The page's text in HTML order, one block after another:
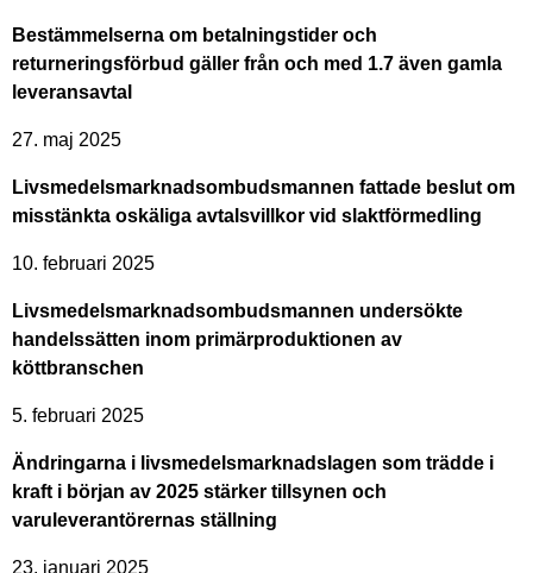
Bestämmelserna om betalningstider och
returneringsförbud gäller från och med 1.7 även gamla
leveransavtal
27. maj 2025
Livsmedelsmarknadsombudsmannen fattade beslut om
misstänkta oskäliga avtalsvillkor vid slaktförmedling
10. februari 2025
Livsmedelsmarknadsombudsmannen undersökte
handelssätten inom primärproduktionen av
köttbranschen
5. februari 2025
Ändringarna i livsmedelsmarknadslagen som trädde i
kraft i början av 2025 stärker tillsynen och
varuleverantörernas ställning
23. januari 2025